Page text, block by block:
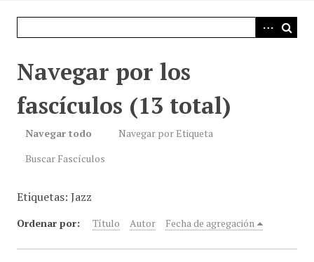
Navegar por los
fascículos (13 total)
Navegar todo
Navegar por Etiqueta
Buscar Fascículos
Etiquetas: Jazz
Ordenar por: Título Autor Fecha de agregación